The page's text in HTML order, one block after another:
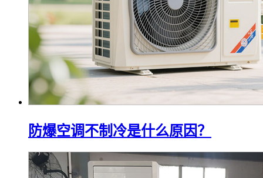
防爆空调不制冷是什么原因？